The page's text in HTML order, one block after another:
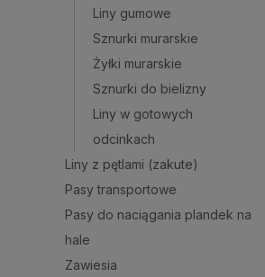
Liny gumowe
Sznurki murarskie
Żyłki murarskie
Sznurki do bielizny
Liny w gotowych
odcinkach
Liny z pętlami (zakute)
Pasy transportowe
Pasy do naciągania plandek na
hale
Zawiesia